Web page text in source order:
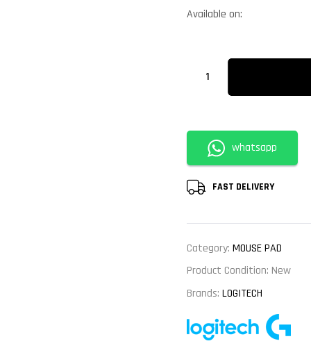
Available on:
whatsapp
FAST DELIVERY
Category: MOUSE PAD
Product Condition: New
Brands: LOGITECH